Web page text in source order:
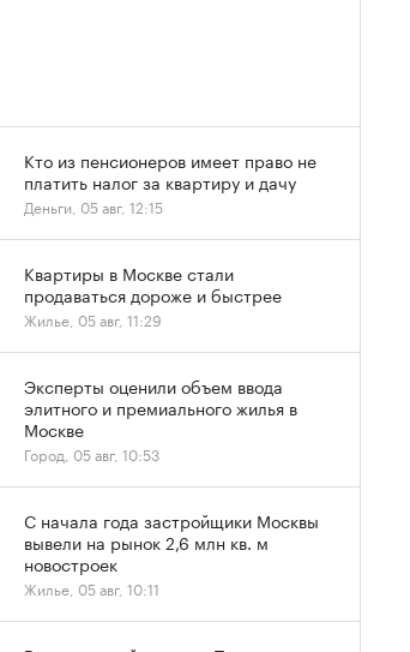
Кто из пенсионеров имеет право не
платить налог за квартиру и дачу
Деньги, 05 авг, 12:15
Квартиры в Москве стали
продаваться дороже и быстрее
Жилье, 05 авг, 11:29
Эксперты оценили объем ввода
элитного и премиального жилья в
Москве
Город, 05 авг, 10:53
С начала года застройщики Москвы
вывели на рынок 2,6 млн кв. м
новостроек
Жилье, 05 авг, 10:11